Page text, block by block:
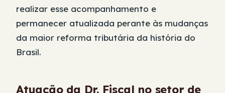
realizar esse acompanhamento e
permanecer atualizada perante às mudanças
da maior reforma tributária da história do
Brasil.
Atuação da Dr. Fiscal no setor de